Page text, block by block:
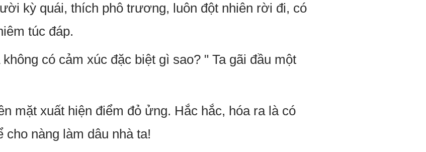
kỳ quái, thích phô trương, luôn đột nhiên rời đi, có
túc đáp.
có cảm xúc đặc biệt gì sao? " Ta gãi đầu một
mặt xuất hiện điểm đỏ ửng. Hắc hắc, hóa ra là có
cho nàng làm dâu nhà ta!